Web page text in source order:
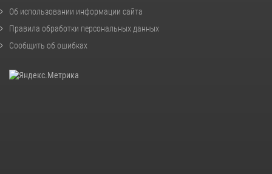
Об использовании информации сайта
Правила обработки персональных данных
Сообщить об ошибках